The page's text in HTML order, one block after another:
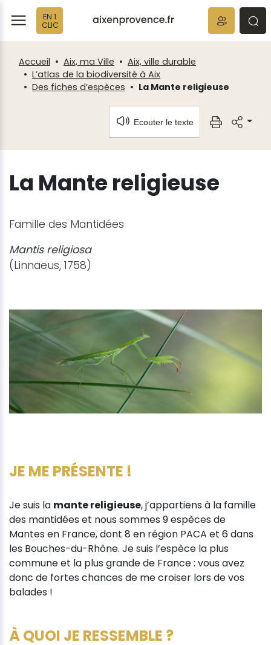
EN 1
CLIC
Accueil Aix, ma Ville
Aix, ville durable
L’atlas de la biodiversité à Aix
Des fiches d’espèces
La Mante religieuse
Ecouter le texte
La Mante religieuse
Famille des Mantidées
Mantis religiosa
(Linnaeus, 1758)
JE ME PRÉSENTE !
Je suis la mante religieuse, j’appartiens à la famille
des mantidées et nous sommes 9 espèces de
Mantes en France, dont 8 en région PACA et 6 dans
les Bouches-du-Rhône. Je suis l’espèce la plus
commune et la plus grande de France : vous avez
donc de fortes chances de me croiser lors de vos
balades !
À QUOI JE RESSEMBLE ?
Fenêtre
de
chat
Panneau de gestion des cookies